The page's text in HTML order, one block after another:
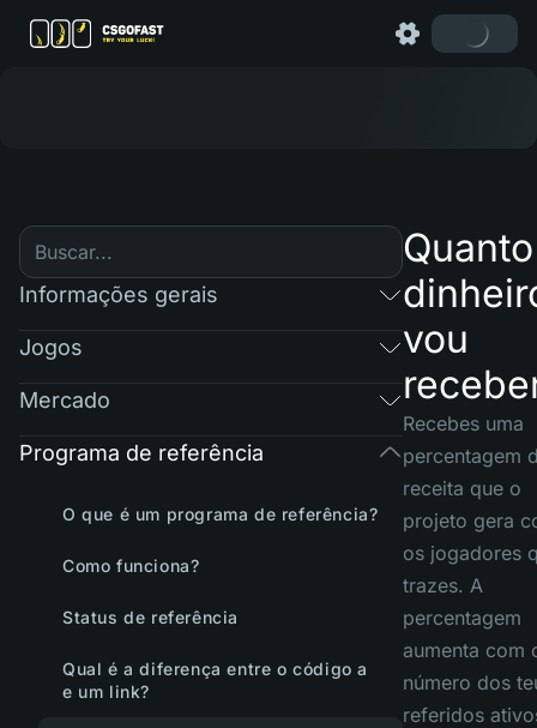
Informações gerais
Jogos
Mercado
Programa de referência
O que é um programa de referência?
Como funciona?
Status de referência
Qual é a diferença entre o código a
e um link?
Quanto
vou
Recebes uma
percentagem
receita que o
projeto gera
os jogadores
trazes. A
percentagem
aumenta com
número dos
referidos